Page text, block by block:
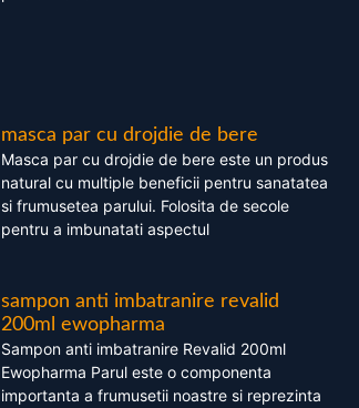
masca par cu drojdie de bere
Masca par cu drojdie de bere este un produs
natural cu multiple beneficii pentru sanatatea
si frumusetea parului. Folosita de secole
pentru a imbunatati aspectul
sampon anti imbatranire revalid
200ml ewopharma
Sampon anti imbatranire Revalid 200ml
Ewopharma Parul este o componenta
importanta a frumusetii noastre si reprezinta